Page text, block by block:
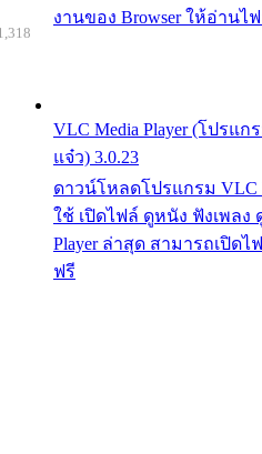
งานของ Browser ให้อ่านไ
VLC Media Player (โปรแ
แจ๋ว) 3.0.23
ดาวน์โหลดโปรแกรม VLC
ใช้ เปิดไฟล์ ดูหนัง ฟังเพล
Player ล่าสุด สามารถเปิดไ
ฟรี